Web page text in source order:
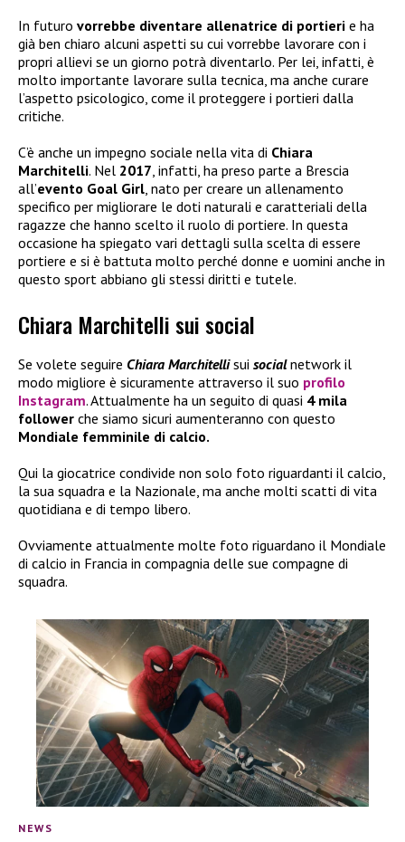
In futuro vorrebbe diventare allenatrice di portieri e ha
già ben chiaro alcuni aspetti su cui vorrebbe lavorare con i
propri allievi se un giorno potrà diventarlo. Per lei, infatti, è
molto importante lavorare sulla tecnica, ma anche curare
l’aspetto psicologico, come il proteggere i portieri dalla
critiche.
C’è anche un impegno sociale nella vita di Chiara
Marchitelli. Nel 2017, infatti, ha preso parte a Brescia
all’evento Goal Girl, nato per creare un allenamento
specifico per migliorare le doti naturali e caratteriali della
ragazze che hanno scelto il ruolo di portiere. In questa
occasione ha spiegato vari dettagli sulla scelta di essere
portiere e si è battuta molto perché donne e uomini anche in
questo sport abbiano gli stessi diritti e tutele.
Chiara Marchitelli sui social
Se volete seguire Chiara Marchitellisui socialnetwork il
modo migliore è sicuramente attraverso il suo profilo
Instagram. Attualmente ha un seguito di quasi 4 mila
follower che siamo sicuri aumenteranno con questo
Mondiale femminile di calcio.
Qui la giocatrice condivide non solo foto riguardanti il calcio,
la sua squadra e la Nazionale, ma anche molti scatti di vita
quotidiana e di tempo libero.
Ovviamente attualmente molte foto riguardano il Mondiale
di calcio in Francia in compagnia delle sue compagne di
squadra.
NEWS